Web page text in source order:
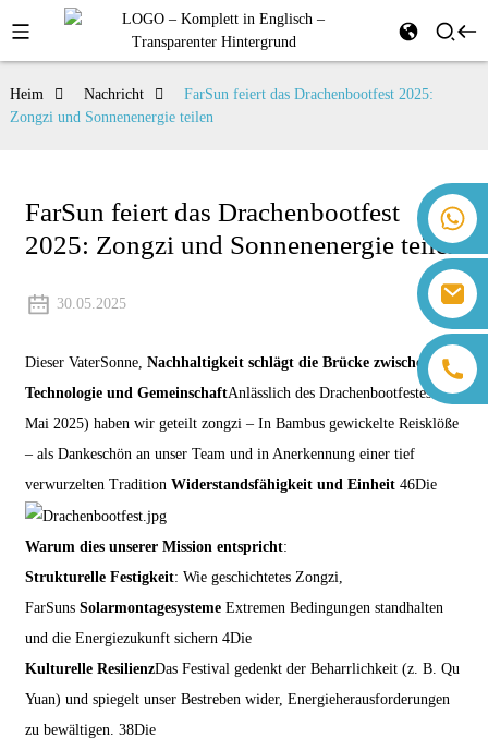
+86 18259071452 Hanna Lee
+86 13559179905 Sally Chen
Heim Nachricht
FarSun feiert das Drachenbootfest 2025:
Zongzi und Sonnenenergie teilen
FarSun feiert das Drachenbootfest
2025: Zongzi und Sonnenenergie teilen
30.05.2025
Dieser VaterSonne, Nachhaltigkeit schlägt die Brücke zwischen
Technologie und GemeinschaftAnlässlich des Drachenbootfestes (31.
Mai 2025) haben wir geteilt zongzi – In Bambus gewickelte Reisklöße
– als Dankeschön an unser Team und in Anerkennung einer tief
verwurzelten Tradition Widerstandsfähigkeit und Einheit 46Die
Warum dies unserer Mission entspricht:
Strukturelle Festigkeit: Wie geschichtetes Zongzi,
FarSuns Solarmontagesysteme Extremen Bedingungen standhalten
und die Energiezukunft sichern 4Die
Kulturelle ResilienzDas Festival gedenkt der Beharrlichkeit (z. B. Qu
Yuan) und spiegelt unser Bestreben wider, Energieherausforderungen
zu bewältigen. 38Die